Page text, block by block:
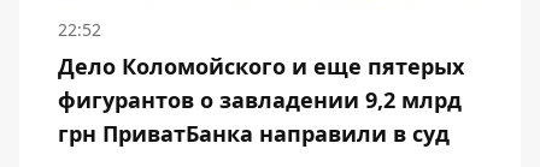
22:52
Дело Коломойского и еще пятерых
фигурантов о завладении 9,2 млрд
грн ПриватБанка направили в суд